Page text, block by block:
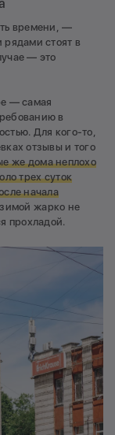
времени, —
стоят в
— это
— самая
в
Для кого-то,
отзывы и того
же дома неплохо
трех суток
начала
жарко не
прохладой.